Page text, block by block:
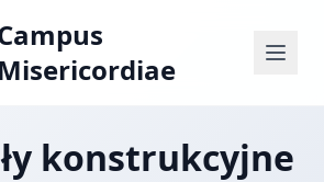
Misericordiae
konstrukcyjne